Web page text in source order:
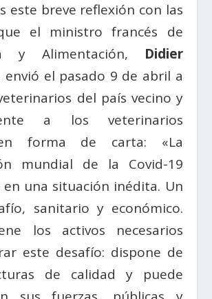
este breve reflexión con las
el ministro francés de
y Alimentación, Didier
envió el pasado 9 de abril a
del país vecino y
a los veterinarios
forma de carta: «La
mundial de la Covid-19
en una situación inédita. Un
sanitario y económico.
los activos necesarios
este desafío: dispone de
de calidad y puede